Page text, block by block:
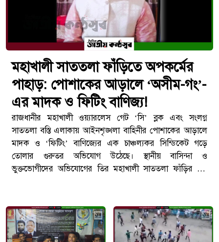
মহাখালী সাততলা ফাঁড়িতে অপকর্মের
পাহাড়: পোশাকের আড়ালে ‘অসীম-গং’-
এর মাদক ও ফিটিং বাণিজ্য!
​রাজধানীর মহাখালী ওয়্যারলেস গেট ‘সি’ ব্লক এবং সংলগ্ন
সাততলা বস্তি এলাকায় আইনশৃঙ্খলা বাহিনীর পোশাকের আড়ালে
মাদক ও ‘ফিটিং’ বাণিজ্যের এক চাঞ্চল্যকর সিন্ডিকেট গড়ে
তোলার গুরুতর অভিযোগ উঠেছে। স্থানীয় বাসিন্দা ও
ভুক্তভোগীদের অভিযোগের তির মহাখালী সাততলা ফাঁড়ির বিট
পুরো এলাকার সাধারণ মানুষ এখন চরম জিম্মি ও আতঙ্কের মধ্যে
দিন কাটাচ্ছে।​অনুসন্ধানে উঠে এসেছে অসীম-গংয়ের নানা অপরাধ
সাম্রাজ্যের চিত্র:​পকেট সোর্স শাকিল দিয়ে মাদক নিয়ন্ত্রণ: